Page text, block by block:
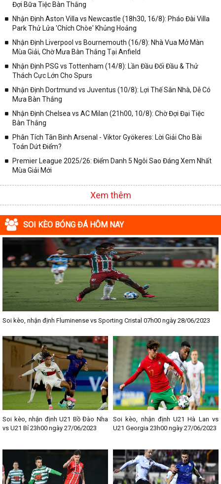
Đợi Bữa Tiệc Bàn Thắng
Nhận Định Aston Villa vs Newcastle (18h30, 16/8): Pháo Đài Villa
Park Thử Lửa 'Chích Chòe' Khủng Hoảng
Nhận Định Liverpool vs Bournemouth (16/8): Nhà Vua Mở Màn
Mùa Giải, Chờ Mưa Bàn Thắng Tại Anfield
Nhận Định PSG vs Tottenham (14/8): Lần Đầu Đối Đầu & Thử
Thách Cực Lớn Cho Spurs
Nhận Định Dortmund vs Juventus (10/8): Lợi Thế Sân Nhà, Dễ Có
Mưa Bàn Thắng
Nhận Định Chelsea vs AC Milan (21h00, 10/8): Chờ Đợi Đại Tiệc
Bàn Thắng
Phân Tích Tân Binh Arsenal - Viktor Gyökeres: Lời Giải Cho Bài
Toán Dứt Điểm?
Premier League 2025/26: Điểm Danh 5 Ngôi Sao Đáng Xem Nhất
Mùa Giải Mới
Xem thêm
SOI KÈO BÓNG ĐÁ HÔM NAY
Soi kèo, nhận định Fluminense vs Sporting Cristal 07h00 ngày 28/06/2023
Soi kèo, nhận định U21 Bồ Đào Nha
vs U21 Bỉ 23h00 ngày 27/06/2023
Soi kèo, nhận định U21 Hà Lan vs
U21 Georgia 23h00 ngày 27/06/2023